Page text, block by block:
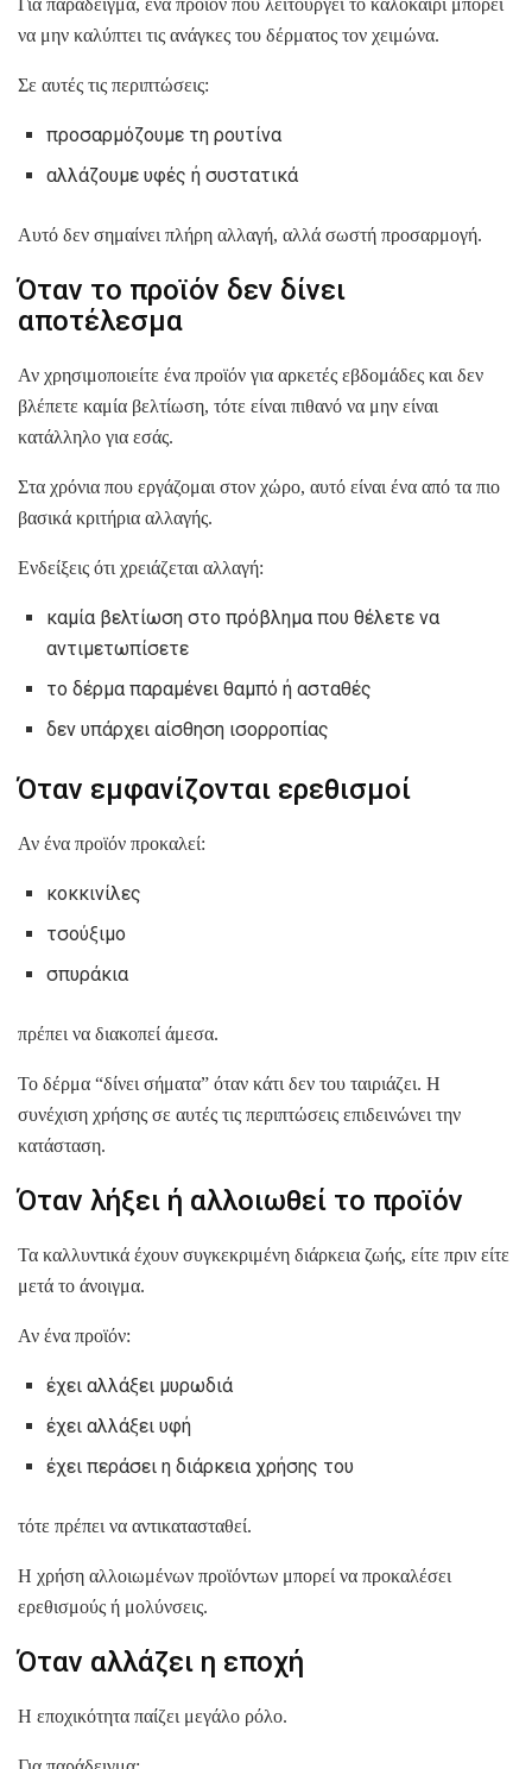
Για παράδειγμα, ένα προϊόν που λειτουργεί το καλοκαίρι μπορεί
να μην καλύπτει τις ανάγκες του δέρματος τον χειμώνα.
Σε αυτές τις περιπτώσεις:
προσαρμόζουμε τη ρουτίνα
αλλάζουμε υφές ή συστατικά
Αυτό δεν σημαίνει πλήρη αλλαγή, αλλά σωστή προσαρμογή.
Όταν το προϊόν δεν δίνει
αποτέλεσμα
Αν χρησιμοποιείτε ένα προϊόν για αρκετές εβδομάδες και δεν
βλέπετε καμία βελτίωση, τότε είναι πιθανό να μην είναι
κατάλληλο για εσάς.
Στα χρόνια που εργάζομαι στον χώρο, αυτό είναι ένα από τα πιο
βασικά κριτήρια αλλαγής.
Ενδείξεις ότι χρειάζεται αλλαγή:
καμία βελτίωση στο πρόβλημα που θέλετε να
αντιμετωπίσετε
το δέρμα παραμένει θαμπό ή ασταθές
δεν υπάρχει αίσθηση ισορροπίας
Όταν εμφανίζονται ερεθισμοί
Αν ένα προϊόν προκαλεί:
κοκκινίλες
τσούξιμο
σπυράκια
πρέπει να διακοπεί άμεσα.
Το δέρμα “δίνει σήματα” όταν κάτι δεν του ταιριάζει. Η
συνέχιση χρήσης σε αυτές τις περιπτώσεις επιδεινώνει την
κατάσταση.
Όταν λήξει ή αλλοιωθεί το προϊόν
Τα καλλυντικά έχουν συγκεκριμένη διάρκεια ζωής, είτε πριν είτε
μετά το άνοιγμα.
Αν ένα προϊόν:
έχει αλλάξει μυρωδιά
έχει αλλάξει υφή
έχει περάσει η διάρκεια χρήσης του
τότε πρέπει να αντικατασταθεί.
Η χρήση αλλοιωμένων προϊόντων μπορεί να προκαλέσει
ερεθισμούς ή μολύνσεις.
Όταν αλλάζει η εποχή
Η εποχικότητα παίζει μεγάλο ρόλο.